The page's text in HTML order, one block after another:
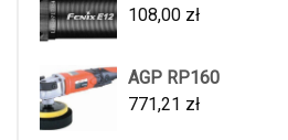
108,00 zł
AGP RP160
771,21 zł